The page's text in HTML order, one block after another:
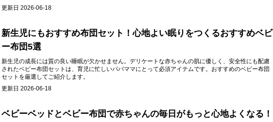
いただけます。
更新日 2026-06-18
新生児にもおすすめ布団セット！心地よい眠りをつくるおすすめベビ
ー布団5選
新生児の成長には質の良い睡眠が欠かせません。デリケートな赤ちゃんの肌に優しく、安全性にも配慮
されたベビー布団セットは、育児に忙しいパパママにとって必須アイテムです。おすすめのベビー布団
セットを厳選してご紹介します。
更新日 2026-06-18
ベビーベッドとベビー布団で赤ちゃんの毎日がもっと心地よくなる！